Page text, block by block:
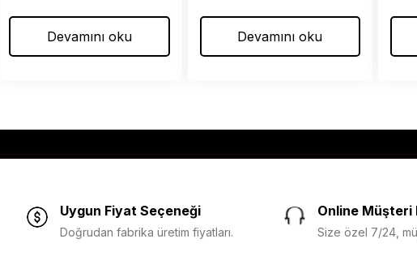
Devamını oku Devamını oku
Uygun Fiyat Seçeneği
Doğrudan fabrika üretim fiyatları.
Online Müşteri
Size özel 7/24,